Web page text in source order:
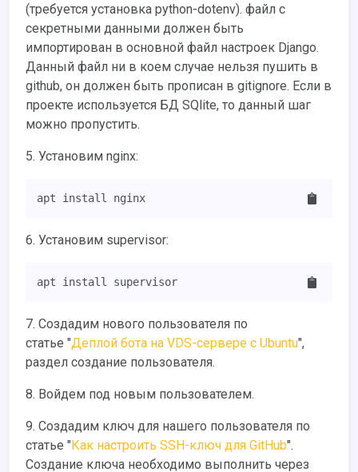
(требуется установка python-dotenv). файл с
секретными данными должен быть
импортирован в основной файл настроек Django.
Данный файл ни в коем случае нельзя пушить в
github, он должен быть прописан в gitignore. Если в
проекте используется БД SQlite, то данный шаг
можно пропустить.
5. Установим nginx:
apt install nginx
6. Установим supervisor:
apt install supervisor
7. Создадим нового пользователя по
статье "Деплой бота на VDS-сервере с Ubuntu",
раздел создание пользователя.
8. Войдем под новым пользователем.
9. Создадим ключ для нашего пользователя по
статье "Как настроить SSH-ключ для GitHub".
Создание ключа необходимо выполнить через